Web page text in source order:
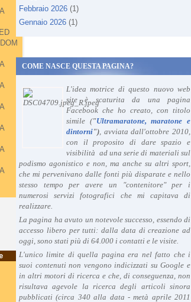
Febbraio 2026 (1)
Gennaio 2026 (1)
COME NASCE QUESTA PAGINA?
L'idea motrice di questo nuovo web
site è scaturita da una pagina
Facebook che ho creato, con titolo
simile ("Ultramaratone, maratone e
dintorni"), avviata dall'ottobre 2010,
con il proposito di dare spazio e
visibilità ad una serie di materiali sul
podismo agonistico e non, ma anche su altri sport,
che mi pervenivano dalle fonti più disparate e nello
stesso tempo per avere un "contenitore" per i
numerosi servizi fotografici che mi capitava di
realizzare.
La pagina ha avuto un notevole successo, essendo di
accesso libero per tutti: dalla data di creazione ad
oggi, sono stati più di 64.000 i contatti e le visite.
L'unico limite di quella pagina era nel fatto che i
suoi contenuti non vengono indicizzati su Google e
in altri motori di ricerca e che, di conseguenza, non
risultava agevole la ricerca degli articoli sinora
pubblicati (circa 340 alla data - metà aprile 2011